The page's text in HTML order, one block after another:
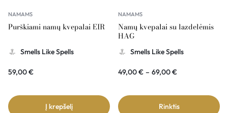
NAMAMS
Purškiami namų kvepalai EIR
Smells Like Spells
59,00€
Į krepšelį
NAMAMS
Namų kvepalai su lazdelėmis
HAG
Smells Like Spells
49,00€ – 69,00€
Rinktis